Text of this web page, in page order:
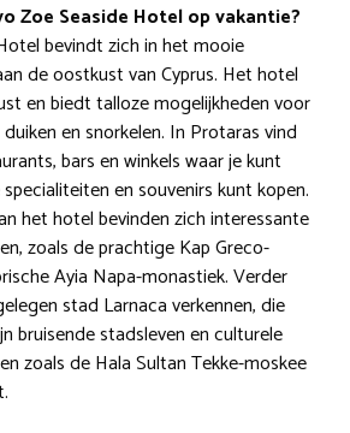
Zoe Seaside Hotel op vakantie?
bevindt zich in het mooie
de oostkust van Cyprus. Het hotel
en biedt talloze mogelijkheden voor
en snorkelen. In Protaras vind
bars en winkels waar je kunt
en souvenirs kunt kopen.
het hotel bevinden zich interessante
zoals de prachtige Kap Greco-
Ayia Napa-monastiek. Verder
stad Larnaca verkennen, die
bruisende stadsleven en culturele
zoals de Hala Sultan Tekke-moskee